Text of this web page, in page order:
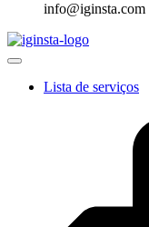
info@iginsta.com
Lista de serviços